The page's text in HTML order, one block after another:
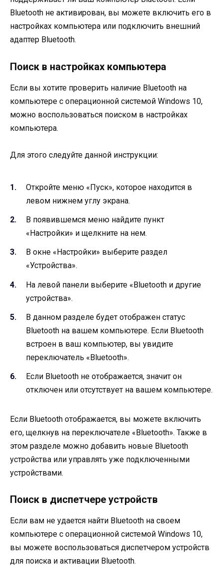
Bluetooth не активирован, вы можете включить его в
настройках компьютера или подключить внешний
адаптер Bluetooth.
Поиск в настройках компьютера
Если вы хотите проверить наличие Bluetooth на
компьютере с операционной системой Windows 10,
можно воспользоваться поиском в настройках
компьютера.
Для этого следуйте данной инструкции:
Откройте меню «Пуск», которое находится в
левом нижнем углу экрана.
В появившемся меню найдите пункт
«Настройки» и щелкните на нем.
В окне «Настройки» выберите раздел
«Устройства».
На левой панели выберите «Bluetooth и другие
устройства».
В данном разделе будет отображен статус
Bluetooth на вашем компьютере. Если Bluetooth
встроен в ваш компьютер, вы увидите
переключатель «Bluetooth».
Если Bluetooth не отображается, значит он
отключен или отсутствует на вашем компьютере.
Если Bluetooth отображается, вы можете включить
его, щелкнув на переключателе «Bluetooth». Также в
этом разделе можно добавить новые Bluetooth
устройства или управлять уже подключенными
устройствами.
Поиск в диспетчере устройств
Если вам не удается найти Bluetooth на своем
компьютере с операционной системой Windows 10,
вы можете воспользоваться диспетчером устройств
для поиска и активации Bluetooth.